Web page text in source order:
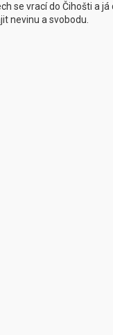
se vrací do Čihošti a
nevinu a svobodu.